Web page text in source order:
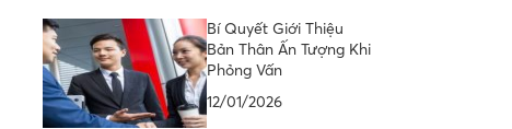
Bí Quyết Giới Thiệu
Bản Thân Ấn Tượng Khi
Phỏng Vấn
12/01/2026